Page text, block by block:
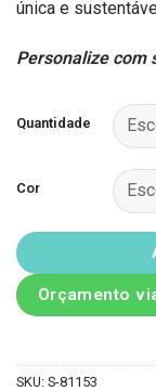
única e
Personalize com
Quantidade
Cor
Orçamento
SKU: S-81153